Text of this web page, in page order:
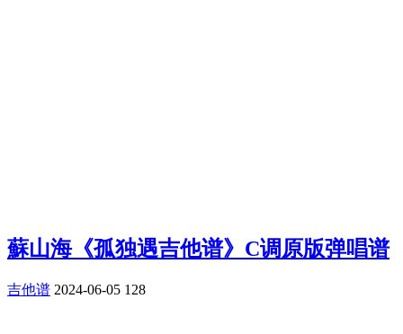
蘇山海《孤独遇吉他谱》C调原版弹唱谱
吉他谱 2024-06-05 128